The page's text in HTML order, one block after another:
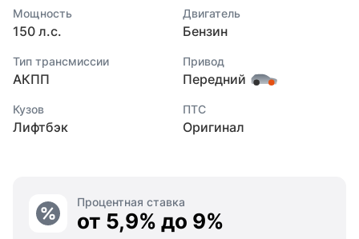
Мощность
150 л.с.
Двигатель
Бензин
Тип трансмиссии
АКПП
Привод
Передний
Кузов
Лифтбэк
ПТС
Оригинал
Процентная ставка
от 5,9% до 9%